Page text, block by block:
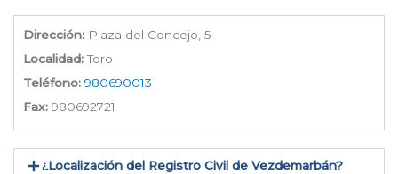
Dirección: Plaza del Concejo, 5
Localidad:Toro
Teléfono: 980690013
Fax: 980692721
¿Localización del Registro Civil de Vezdemarbán​?